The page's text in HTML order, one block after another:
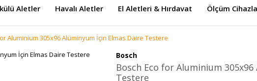
Aletler Havalı Aletler El Aletleri & Hırdavat Ölçüm
Aluminium 305x96 Alüminyum İçin Elmas Daire Testere
Bosch
Bosch Eco for Aluminium
Testere